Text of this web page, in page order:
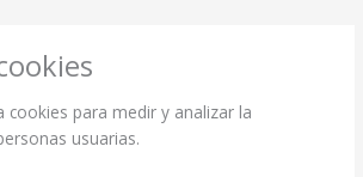
cookies para medir y analizar la
usuarias.